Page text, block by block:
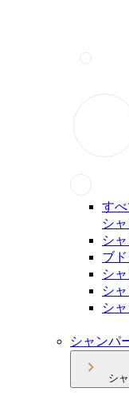
す
シ
シ
ブ
シ
シ
シ
シャンパ
シ